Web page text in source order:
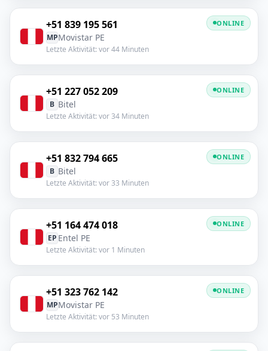
+51 839 195 561
MPMovistar PE
Letzte Aktivität: vor 44 Minuten
ONLINE
+51 227 052 209
B Bitel
Letzte Aktivität: vor 34 Minuten
ONLINE
+51 832 794 665
B Bitel
Letzte Aktivität: vor 33 Minuten
ONLINE
+51 164 474 018
EP Entel PE
Letzte Aktivität: vor 1 Minuten
ONLINE
+51 323 762 142
MPMovistar PE
Letzte Aktivität: vor 53 Minuten
ONLINE